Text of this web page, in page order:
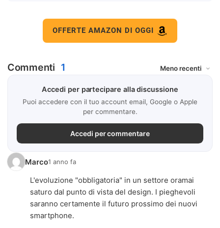
OFFERTE AMAZON DI OGGI
Commenti 1
Accedi per partecipare alla discussione
Puoi accedere con il tuo account email, Google o Apple
per commentare.
Accedi per commentare
Marco1 anno fa
L'evoluzione "obbligatoria" in un settore oramai
saturo dal punto di vista del design. I pieghevoli
saranno certamente il futuro prossimo dei nuovi
smartphone.